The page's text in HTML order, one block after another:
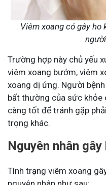
Viêm xoang có gây ho
Trường hợp này chủ yếu
viêm xoang bướm, viêm
xoang dị ứng. Người
bất thường của sức khỏe
càng tốt để tránh gặp
trọng khác.
Nguyên nhân
Tình trạng viêm xoang